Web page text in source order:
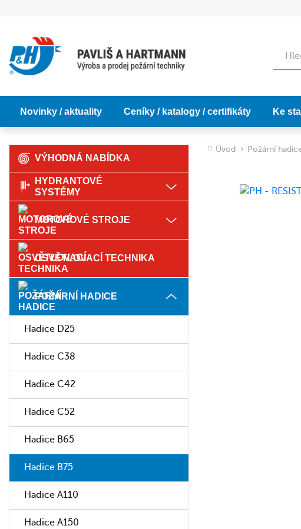
Novinky / aktuality Ceníky / katalogy / certifikáty Ke
VÝHODNÁ NABÍDKA
HYDRANTOVÉ
SYSTÉMY
MOTOROVÉ STROJE
OSVĚTLOVACÍ TECHNIKA
POŽÁRNÍ HADICE
Hadice D25
Hadice C38
Hadice C42
Hadice C52
Hadice B65
Hadice B75
Hadice A110
Hadice A150
Úvod Požární